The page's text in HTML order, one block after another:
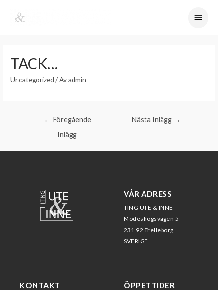
TACK…
Uncategorized / Avadmin
← Föregående
Inlägg
Nästa Inlägg →
VÅR ADRESS
TING UTE & INNE
Modeshögsvägen 5
231 92 Trelleborg
SVERIGE
KONTAKT ÖPPETTIDER